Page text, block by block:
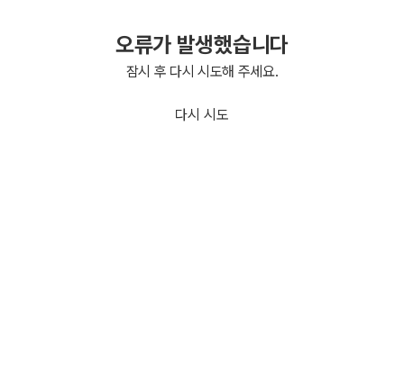
오류가 발생했습니다
잠시 후 다시 시도해 주세요.
다시 시도